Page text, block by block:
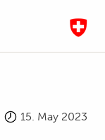
15. May 2023